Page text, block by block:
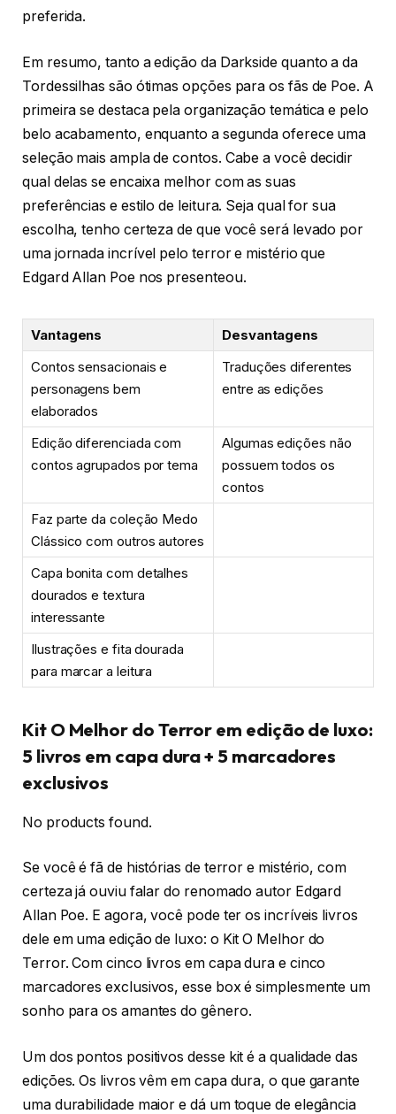
preferida.
Em resumo, tanto a edição da Darkside quanto a da
Tordessilhas são ótimas opções para os fãs de Poe. A
primeira se destaca pela organização temática e pelo
belo acabamento, enquanto a segunda oferece uma
seleção mais ampla de contos. Cabe a você decidir
qual delas se encaixa melhor com as suas
preferências e estilo de leitura. Seja qual for sua
escolha, tenho certeza de que você será levado por
uma jornada incrível pelo terror e mistério que
Edgard Allan Poe nos presenteou.
Vantagens
Desvantagens
Contos sensacionais e
personagens bem
elaborados
Traduções diferentes
entre as edições
Edição diferenciada com
contos agrupados por tema
Algumas edições não
possuem todos os
contos
Faz parte da coleção Medo
Clássico com outros autores
Capa bonita com detalhes
dourados e textura
interessante
Ilustrações e fita dourada
para marcar a leitura
Kit O Melhor do Terror em edição de luxo:
5 livros em capa dura + 5 marcadores
exclusivos
No products found.
Se você é fã de histórias de terror e mistério, com
certeza já ouviu falar do renomado autor Edgard
Allan Poe. E agora, você pode ter os incríveis livros
dele em uma edição de luxo: o Kit O Melhor do
Terror. Com cinco livros em capa dura e cinco
marcadores exclusivos, esse box é simplesmente um
sonho para os amantes do gênero.
Um dos pontos positivos desse kit é a qualidade das
edições. Os livros vêm em capa dura, o que garante
uma durabilidade maior e dá um toque de elegância